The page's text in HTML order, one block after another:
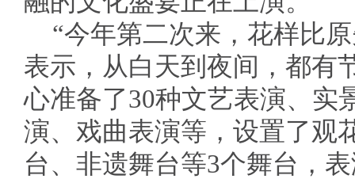
“今年第二次来，花样比
表示，从白天到夜间，都有
心准备了30种文艺表演、实
演、戏曲表演等，设置了观
台、非遗舞台等3个舞台，